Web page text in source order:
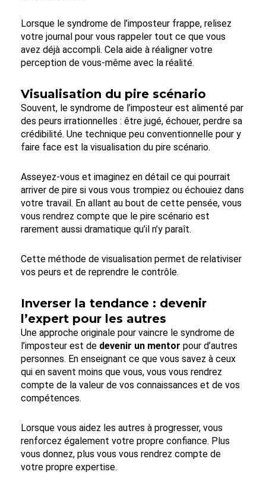
Lorsque le syndrome de l’imposteur frappe, relisez
votre journal pour vous rappeler tout ce que vous
avez déjà accompli. Cela aide à réaligner votre
perception de vous-même avec la réalité.
Visualisation du pire scénario
Souvent, le syndrome de l’imposteur est alimenté par
des peurs irrationnelles : être jugé, échouer, perdre sa
crédibilité. Une technique peu conventionnelle pour y
faire face est la visualisation du pire scénario.
Asseyez-vous et imaginez en détail ce qui pourrait
arriver de pire si vous vous trompiez ou échouiez dans
votre travail. En allant au bout de cette pensée, vous
vous rendrez compte que le pire scénario est
rarement aussi dramatique qu’il n’y paraît.
Cette méthode de visualisation permet de relativiser
vos peurs et de reprendre le contrôle.
Inverser la tendance : devenir
l’expert pour les autres
Une approche originale pour vaincre le syndrome de
l’imposteur est de devenir un mentor pour d’autres
personnes. En enseignant ce que vous savez à ceux
qui en savent moins que vous, vous vous rendrez
compte de la valeur de vos connaissances et de vos
compétences.
Lorsque vous aidez les autres à progresser, vous
renforcez également votre propre confiance. Plus
vous donnez, plus vous vous rendrez compte de
votre propre expertise.